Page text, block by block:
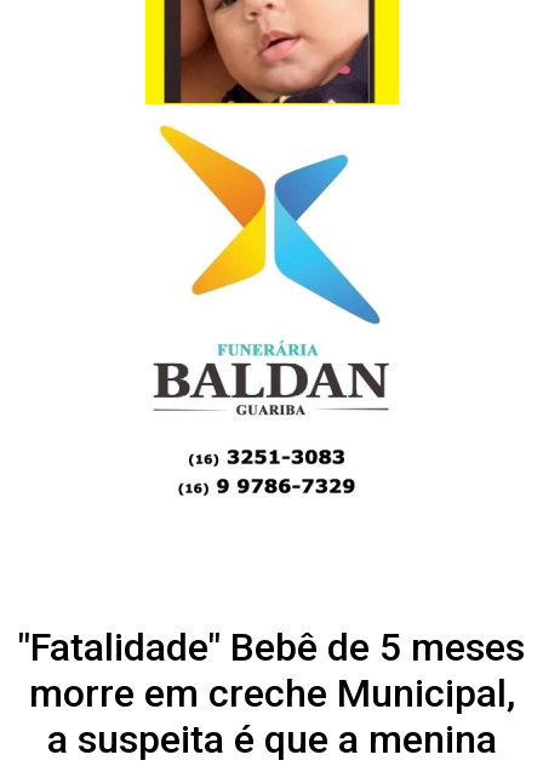
"Fatalidade" Bebê de 5 meses
morre em creche Municipal,
a suspeita é que a menina